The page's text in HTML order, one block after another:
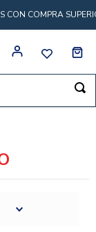
COMPRA